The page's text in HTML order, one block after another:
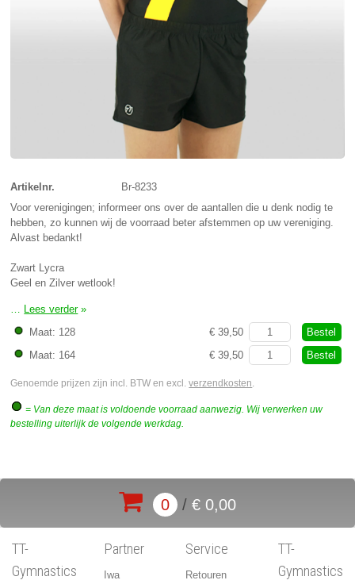
Artikelnr.
Br-8233
Voor verenigingen; informeer ons over de aantallen die u denk nodig te
hebben, zo kunnen wij de voorraad beter afstemmen op uw vereniging.
Alvast bedankt!
Zwart Lycra
Geel en Zilver wetlook!
boys tenue SV Zalk
Lees verder»
Maat: 128
€ 39,50
Bestel
Maat: 164
€ 39,50 Bestel
Genoemde prijzen zijn incl. BTW en excl.verzendkosten.
= Van deze maat is voldoende voorraad aanwezig. Wij verwerken uw
bestelling uiterlijk de volgende werkdag.
0 / € 0,00
TT-
Gymnastics
Partner
Iwa
Service
Retouren
TT-
Gymnastics